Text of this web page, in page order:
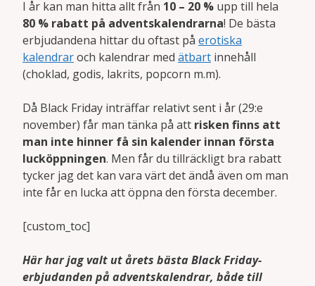
I år kan man hitta allt från 10 – 20 % upp till hela
80 % rabatt på adventskalendrarna! De bästa
erbjudandena hittar du oftast på erotiska
kalendraroch kalendrar med ätbart innehåll
(choklad, godis, lakrits, popcorn m.m).
Då Black Friday inträffar relativt sent i år (29:e
november) får man tänka på att risken finns att
man inte hinner få sin kalender innan första
lucköppningen. Men får du tillräckligt bra rabatt
tycker jag det kan vara värt det ändå även om man
inte får en lucka att öppna den första december.
[custom_toc]
Här har jag valt ut årets bästa Black Friday-
erbjudanden på adventskalendrar, både till